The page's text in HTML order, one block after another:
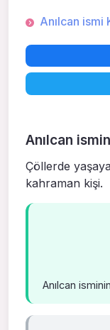
Anılcan
Anılcan
Çöllerde
kahraman kişi.
Anılcan